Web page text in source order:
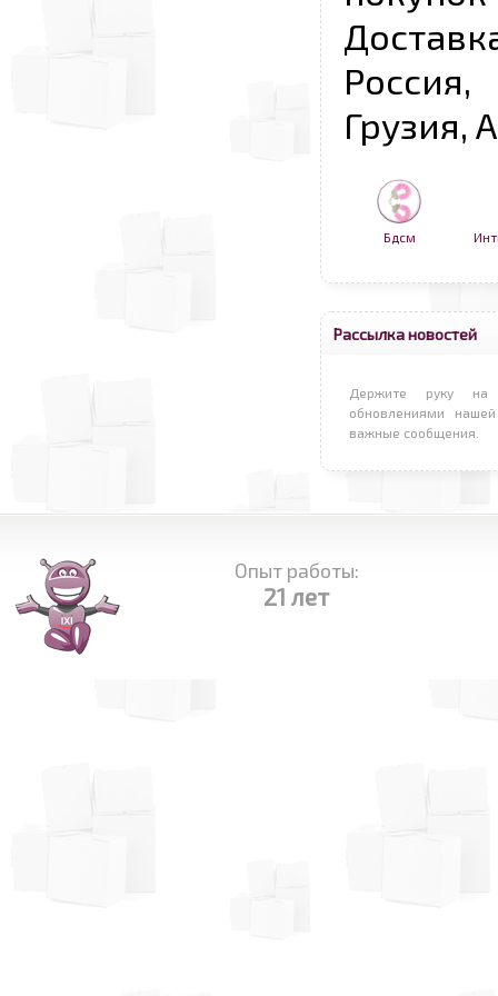
Грузия,
Бдсм
Рассылка новостей
Держите руку на
обновлениями
важные сообщения.
Опыт работы:
21 лет